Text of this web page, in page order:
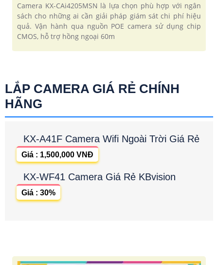
Camera KX-CAi4205MSN là lựa chọn phù hợp với ngân
sách cho những ai cần giải pháp giám sát chi phí hiệu
quả. Vận hành qua nguồn POE camera sử dụng chip
CMOS, hỗ trợ hồng ngoại 60m
LẮP CAMERA GIÁ RẺ CHÍNH
HÃNG
KX-A41F Camera Wifi Ngoài Trời Giá Rẻ
Giá : 1,500,000 VNĐ
KX-WF41 Camera Giá Rẻ KBvision
Giá : 30%